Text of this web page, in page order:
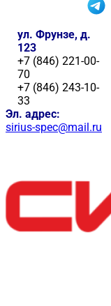
ул. Фрунзе, д.
123
+7 (846) 221-00-
70
+7 (846) 243-10-
33
Эл. адрес:
sirius-spec@mail.ru